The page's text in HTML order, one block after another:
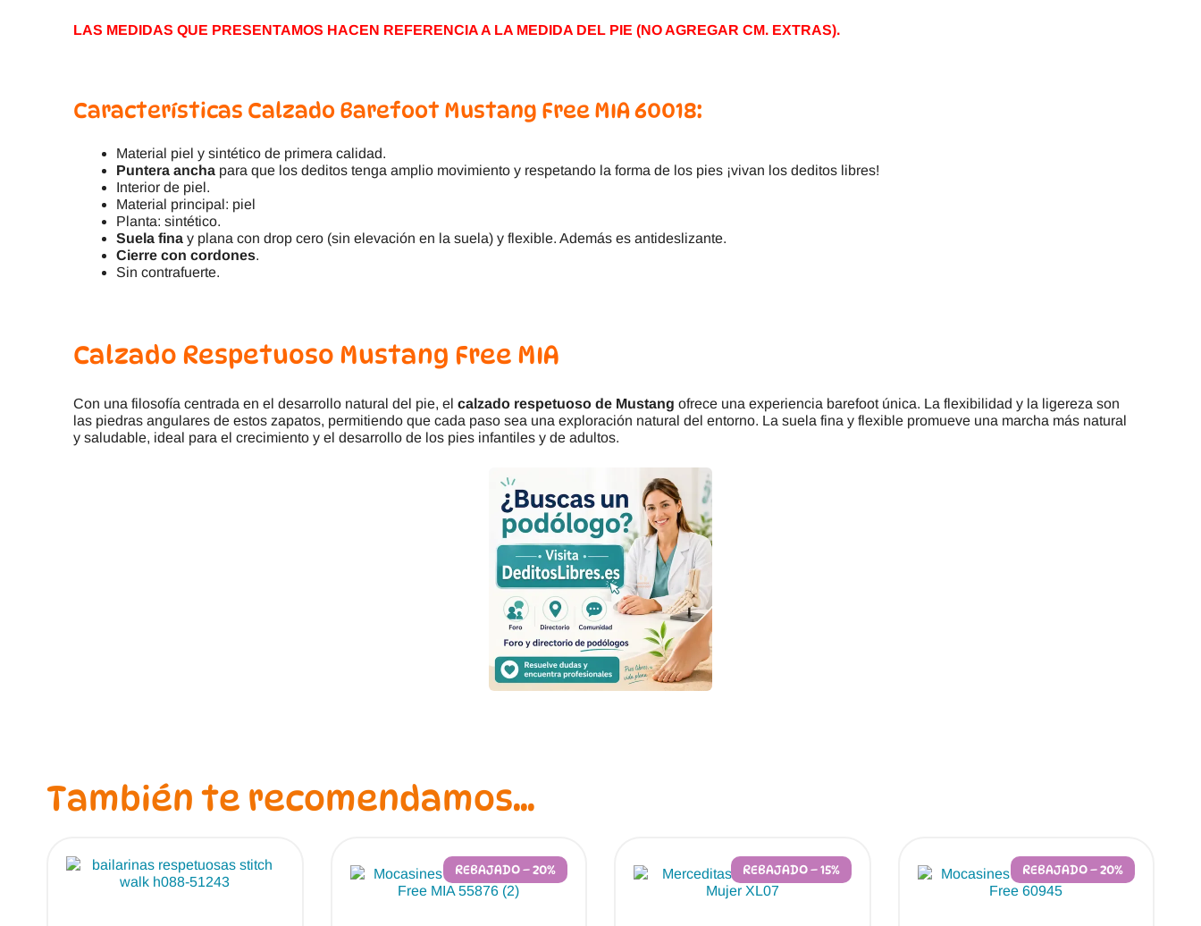
LAS MEDIDAS QUE PRESENTAMOS HACEN REFERENCIA A LA MEDIDA DEL PIE (NO AGREGAR CM. EXTRAS).
Características Calzado Barefoot Mustang Free MIA 60018:
Material piel y sintético de primera calidad.
Puntera ancha para que los deditos tenga amplio movimiento y respetando la forma de los pies ¡vivan los deditos libres!
Interior de piel.
Material principal: piel
Planta: sintético.
Suela fina y plana con drop cero (sin elevación en la suela) y flexible. Además es antideslizante.
Cierre con cordones.
Sin contrafuerte.
Calzado Respetuoso Mustang Free MIA
Con una filosofía centrada en el desarrollo natural del pie, el calzado respetuoso de Mustang ofrece una experiencia barefoot única. La flexibilidad y la ligereza son
las piedras angulares de estos zapatos, permitiendo que cada paso sea una exploración natural del entorno. La suela fina y flexible promueve una marcha más natural
y saludable, ideal para el crecimiento y el desarrollo de los pies infantiles y de adultos.
También te recomendamos…
REBAJADO – 20% REBAJADO – 15% REBAJADO – 20%